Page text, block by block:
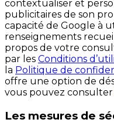
contextualiser et
publicitaires de son
capacité de Google à
renseignements
propos de votre
par les Conditions
la Politique de
offre une option de
vous pouvez consulter
Les mesures de